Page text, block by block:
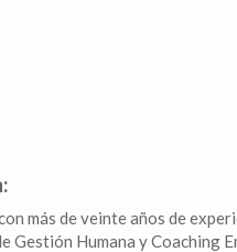
más de veinte años de
Gestión Humana y Coaching